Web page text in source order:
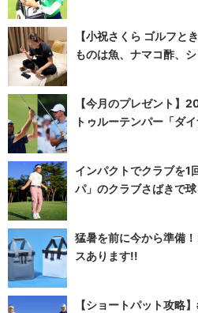
【小祝さくら ゴルフ
ものは魚、ナマコ酢、
【今月のプレゼント】
トゥルーテンパー「ダ
インパクトでクラブを1
パ」のクラブさばきで
猛暑を前に今から準備
スあります!!
【ショートパット攻略